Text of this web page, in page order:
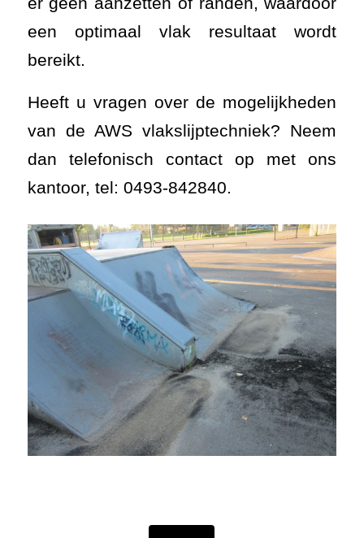
een optimaal vlak resultaat wordt
bereikt.
Heeft u vragen over de mogelijkheden
van de AWS vlakslijptechniek? Neem
dan telefonisch contact op met ons
kantoor, tel: 0493-842840.